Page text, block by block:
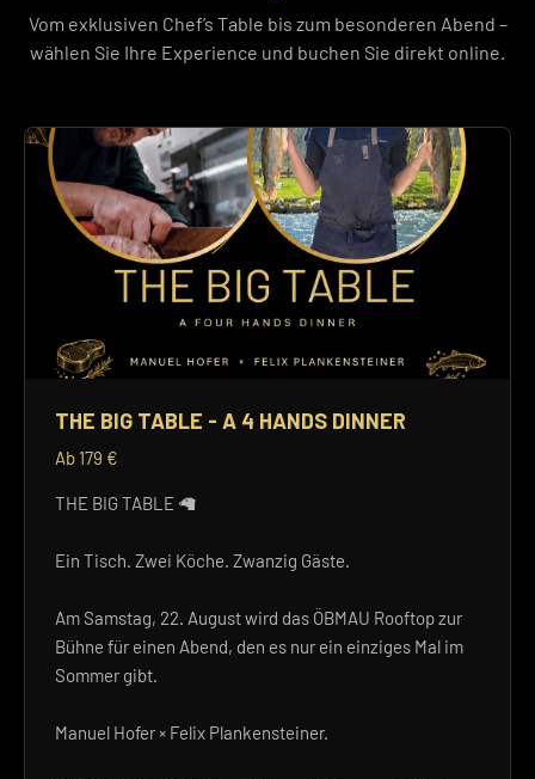
Vom exklusiven Chef’s Table bis zum besonderen Abend –
wählen Sie Ihre Experience und buchen Sie direkt online.
THE BIG TABLE - A 4 HANDS DINNER
Ab 179 €
THE BIG TABLE 🦙
Ein Tisch. Zwei Köche. Zwanzig Gäste.
Am Samstag, 22. August wird das ÖBMAU Rooftop zur
Bühne für einen Abend, den es nur ein einziges Mal im
Sommer gibt.
Manuel Hofer × Felix Plankensteiner.